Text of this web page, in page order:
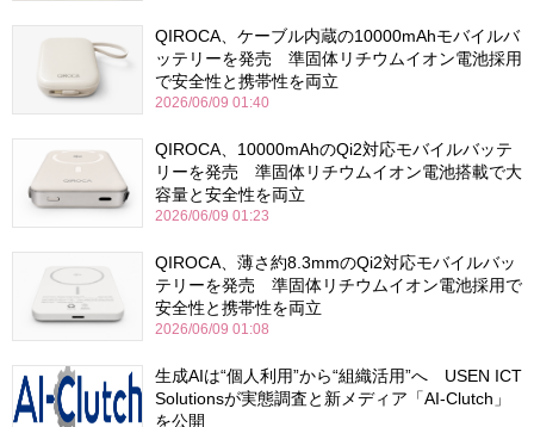
QIROCA、ケーブル内蔵の10000mAhモバイルバ
ッテリーを発売 準固体リチウムイオン電池採用
で安全性と携帯性を両立
2026/06/09 01:40
QIROCA、10000mAhのQi2対応モバイルバッテ
リーを発売 準固体リチウムイオン電池搭載で大
容量と安全性を両立
2026/06/09 01:23
QIROCA、薄さ約8.3mmのQi2対応モバイルバッ
テリーを発売 準固体リチウムイオン電池採用で
安全性と携帯性を両立
2026/06/09 01:08
生成AIは“個人利用”から“組織活用”へ USEN ICT
Solutionsが実態調査と新メディア「AI-Clutch」
を公開